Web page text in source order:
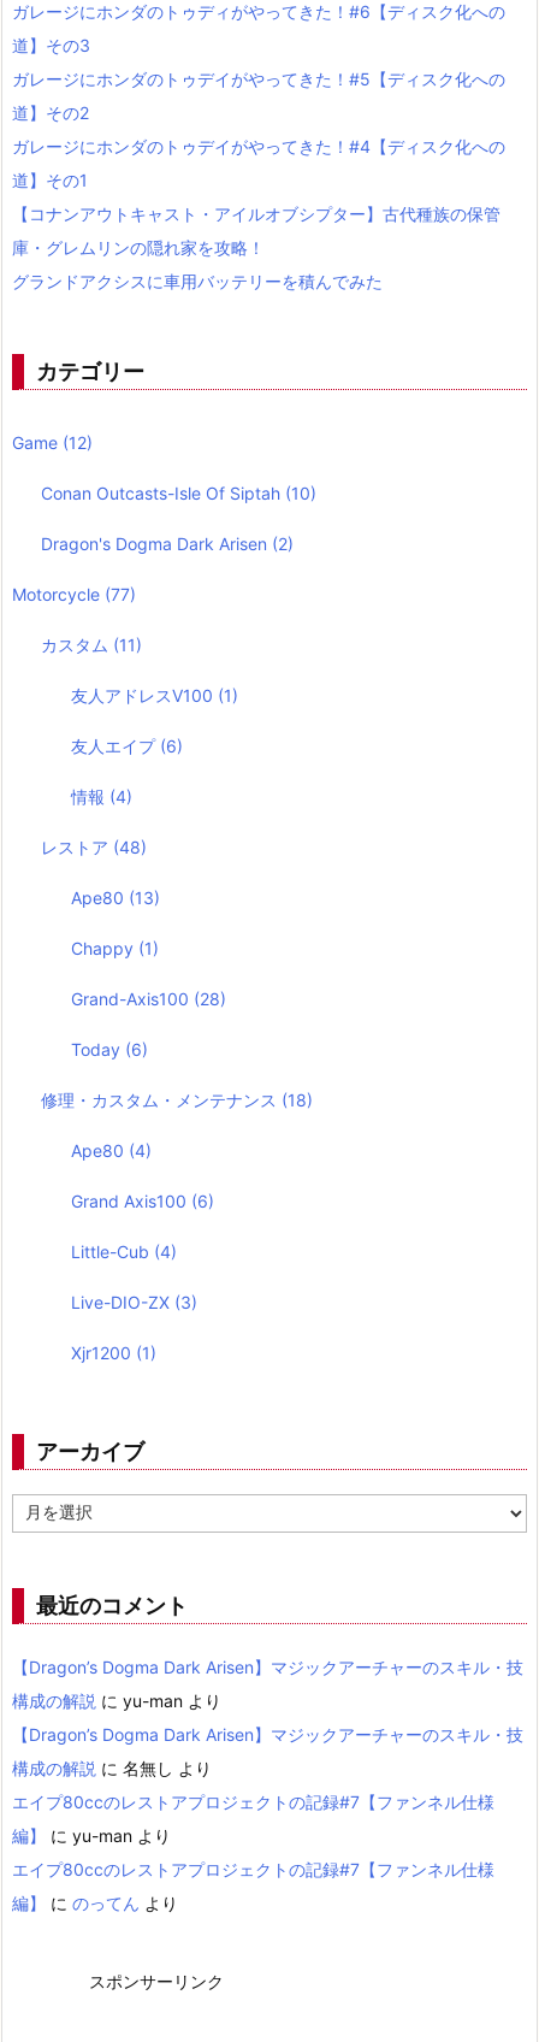
ガレージにホンダのトゥディがやってきた！#6【ディスク化への
道】その3
ガレージにホンダのトゥデイがやってきた！#5【ディスク化への
道】その2
ガレージにホンダのトゥデイがやってきた！#4【ディスク化への
道】その1
【コナンアウトキャスト・アイルオブシプター】古代種族の保管
庫・グレムリンの隠れ家を攻略！
グランドアクシスに車用バッテリーを積んでみた
カテゴリー
Game (12)
Conan Outcasts-Isle Of Siptah (10)
Dragon's Dogma Dark Arisen (2)
Motorcycle (77)
カスタム (11)
友人アドレスV100 (1)
友人エイプ (6)
情報 (4)
レストア (48)
Ape80 (13)
Chappy (1)
Grand-Axis100 (28)
Today (6)
修理・カスタム・メンテナンス (18)
Ape80 (4)
Grand Axis100 (6)
Little-Cub (4)
Live-DIO-ZX (3)
Xjr1200 (1)
アーカイブ
ー
ブ 最近のコメント
【Dragon’s Dogma Dark Arisen】マジックアーチャーのスキル・技
構成の解説 に yu-man より
【Dragon’s Dogma Dark Arisen】マジックアーチャーのスキル・技
構成の解説 に 名無し より
エイプ80ccのレストアプロジェクトの記録#7【ファンネル仕様
編】
に yu-man より
エイプ80ccのレストアプロジェクトの記録#7【ファンネル仕様
編】
に のってん より
スポンサーリンク